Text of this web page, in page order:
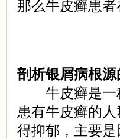
那么牛皮癣患
剖析银屑病根源
牛皮癣是一种
患有牛皮癣的
得抑郁，主要